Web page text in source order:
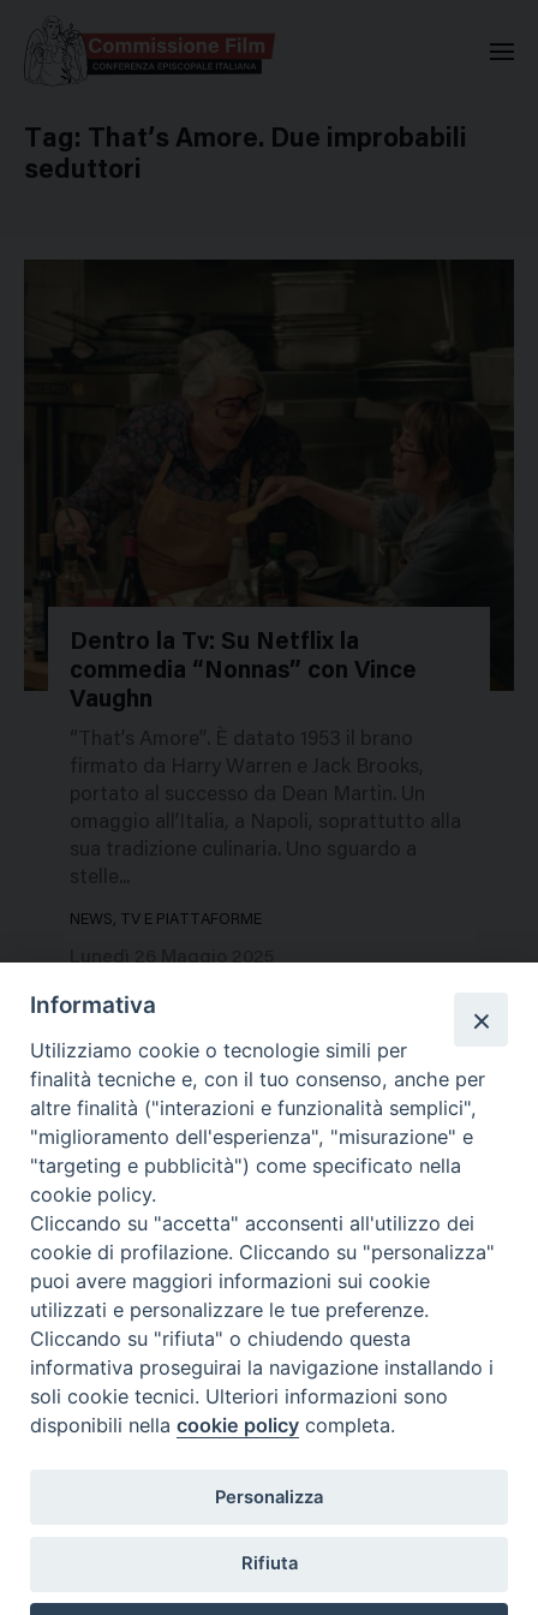
Tag: That’s Amore. Due improbabili
seduttori
731115
Dentro la Tv: Su Netflix la
commedia “Nonnas” con Vince
Vaughn
“That’s Amore”. È datato 1953 il brano
firmato da Harry Warren e Jack Brooks,
portato al successo da Dean Martin. Un
omaggio all’Italia, a Napoli, soprattutto alla
sua tradizione culinaria. Uno sguardo a
stelle...
NEWS, TV E PIATTAFORME
Contatti & Info
C.ne Aurelia, 50 – 00165 Roma
Contatti
Scrivi a: cnvf@chiesacattolica.it
Informativa
Utilizziamo cookie o tecnologie simili per
finalità tecniche e, con il tuo consenso, anche per
altre finalità ("interazioni e funzionalità semplici",
"miglioramento dell'esperienza", "misurazione" e
"targeting e pubblicità") come specificato nella
cookie policy.
Cliccando su "accetta" acconsenti all'utilizzo dei
cookie di profilazione. Cliccando su "personalizza"
puoi avere maggiori informazioni sui cookie
utilizzati e personalizzare le tue preferenze.
Cliccando su "rifiuta" o chiudendo questa
informativa proseguirai la navigazione installando i
soli cookie tecnici. Ulteriori informazioni sono
disponibili nellacookie policy completa.
Personalizza
Rifiuta